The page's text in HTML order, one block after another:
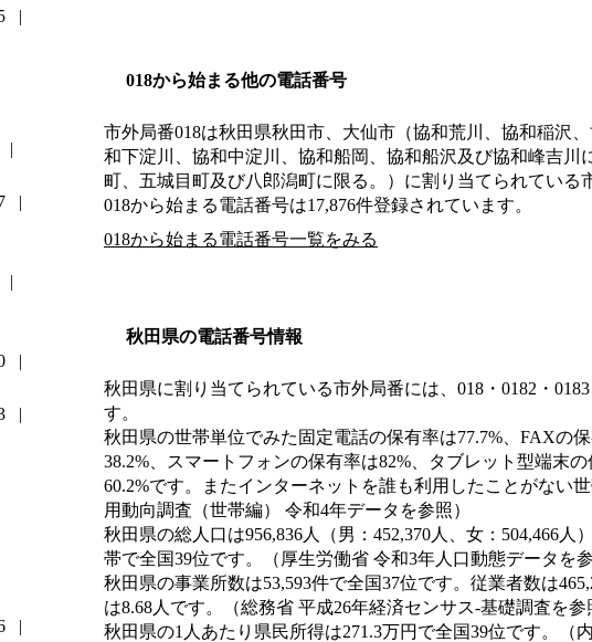
018から始まる他の電話番号
市外局番018は秋田県秋田市、大仙市（協和荒川、協和稲沢
和下淀川、協和中淀川、協和船岡、協和船沢及び協和峰吉川
町、五城目町及び八郎潟町に限る。） に割り当てられている
018から始まる電話番号は17,876件登録されています。
018から始まる電話番号一覧をみる
秋田県の電話番号情報
秋田県に割り当てられている市外局番には、018・0182・0183
す。
秋田県の世帯単位でみた固定電話の保有率は77.7%、FAXの
38.2%、スマートフォンの保有率は82%、タブレット型端末
60.2%です。またインターネットを誰も利用したことがない
用動向調査（世帯編） 令和4年データを参照）
秋田県の総人口は956,836人（男：452,370人、女：504,466人
帯で全国39位です。（厚生労働省 令和3年人口動態データを参
秋田県の事業所数は53,593件で全国37位です。従業者数は
は8.68人です。（総務省 平成26年経済センサス‐基礎調査を参
秋田県の1人あたり県民所得は271.3万円で全国39位です。（